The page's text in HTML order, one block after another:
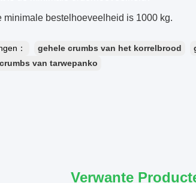
minimale bestelhoeveelheid is 1000 kg.
： gehele crumbs van het korrelbrood
van tarwepanko
Verwante